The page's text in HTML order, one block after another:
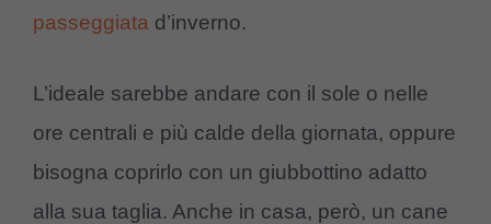
passeggiata d’inverno.
L’ideale sarebbe andare con il sole o nelle
ore centrali e più calde della giornata, oppure
bisogna coprirlo con un giubbottino adatto
alla sua taglia. Anche in casa, però, un cane